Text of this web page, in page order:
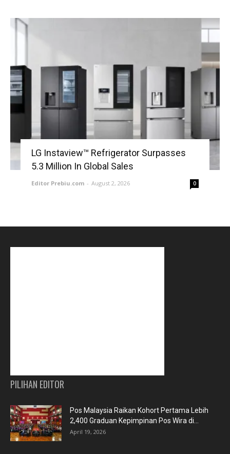
LG Instaview™ Refrigerator Surpasses
5.3 Million In Global Sales
Editor Prebiu.com - August 2, 2026 0
PILIHAN EDITOR
Pos Malaysia Raikan Kohort Pertama Lebih
2,400 Graduan Kepimpinan Pos Wira di...
April 19, 2026